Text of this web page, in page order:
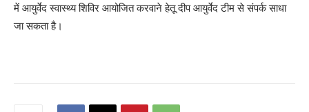
में आयुर्वेद स्वास्थ्य शिविर आयोजित करवाने हेतू दीप आयुर्वेद टीम से संपर्क साधा
जा सकता है।